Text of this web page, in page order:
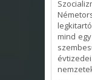
mind